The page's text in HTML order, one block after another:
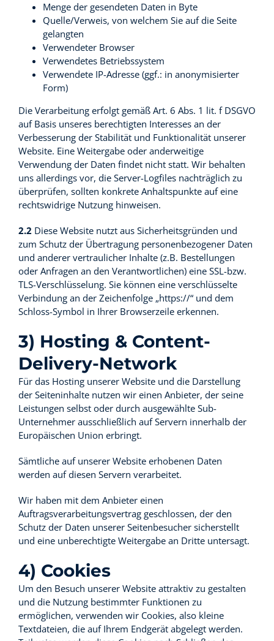
Menge der gesendeten Daten in Byte
Quelle/Verweis, von welchem Sie auf die Seite
gelangten
Verwendeter Browser
Verwendetes Betriebssystem
Verwendete IP-Adresse (ggf.: in anonymisierter
Form)
Die Verarbeitung erfolgt gemäß Art. 6 Abs. 1 lit. f DSGVO
auf Basis unseres berechtigten Interesses an der
Verbesserung der Stabilität und Funktionalität unserer
Website. Eine Weitergabe oder anderweitige
Verwendung der Daten findet nicht statt. Wir behalten
uns allerdings vor, die Server-Logfiles nachträglich zu
überprüfen, sollten konkrete Anhaltspunkte auf eine
rechtswidrige Nutzung hinweisen.
2.2Diese Website nutzt aus Sicherheitsgründen und
zum Schutz der Übertragung personenbezogener Daten
und anderer vertraulicher Inhalte (z.B. Bestellungen
oder Anfragen an den Verantwortlichen) eine SSL-bzw.
TLS-Verschlüsselung. Sie können eine verschlüsselte
Verbindung an der Zeichenfolge „https://“ und dem
Schloss-Symbol in Ihrer Browserzeile erkennen.
3) Hosting & Content-
Delivery-Network
Für das Hosting unserer Website und die Darstellung
der Seiteninhalte nutzen wir einen Anbieter, der seine
Leistungen selbst oder durch ausgewählte Sub-
Unternehmer ausschließlich auf Servern innerhalb der
Europäischen Union erbringt.
Sämtliche auf unserer Website erhobenen Daten
werden auf diesen Servern verarbeitet.
Wir haben mit dem Anbieter einen
Auftragsverarbeitungsvertrag geschlossen, der den
Schutz der Daten unserer Seitenbesucher sicherstellt
und eine unberechtigte Weitergabe an Dritte untersagt.
4) Cookies
Um den Besuch unserer Website attraktiv zu gestalten
und die Nutzung bestimmter Funktionen zu
ermöglichen, verwenden wir Cookies, also kleine
Textdateien, die auf Ihrem Endgerät abgelegt werden.